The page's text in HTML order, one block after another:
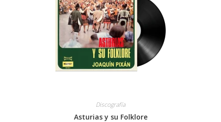
Discografía
Asturias y su Folklore